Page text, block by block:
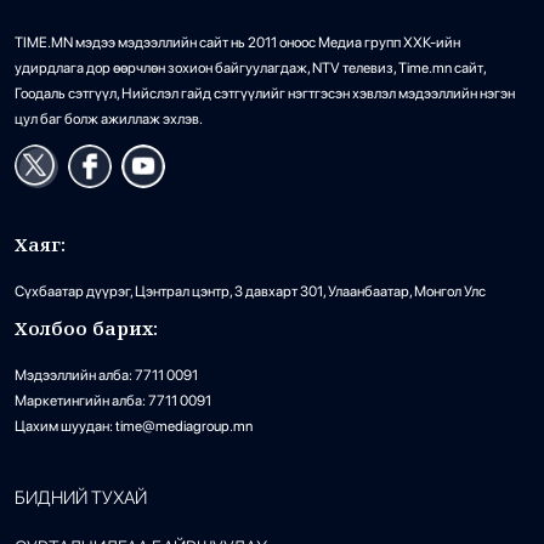
TIME.MN мэдээ мэдээллийн сайт нь 2011 оноос Медиа групп ХХК-ийн
удирдлага дор өөрчлөн зохион байгуулагдаж, NTV телевиз, Time.mn сайт,
Гоодаль сэтгүүл, Нийслэл гайд сэтгүүлийг нэгтгэсэн хэвлэл мэдээллийн нэгэн
цул баг болж ажиллаж эхлэв.
Хаяг:
Сүхбаатар дүүрэг, Цэнтрал цэнтр, 3 давхарт 301, Улаанбаатар, Монгол Улс
Холбоо барих:
Мэдээллийн алба: 7711 0091
Маркетингийн алба: 7711 0091
Цахим шуудан: time@mediagroup.mn
БИДНИЙ ТУХАЙ